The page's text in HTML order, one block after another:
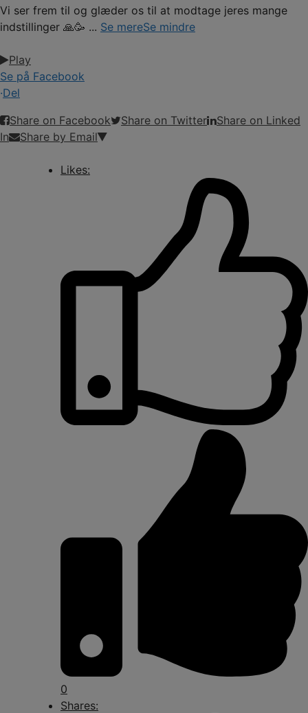
Vi ser frem til og glæder os til at modtage jeres mange
indstillinger 🙏🥳 ... Se mereSe mindre
Play
Se på Facebook
·Del
Share on Facebook
Share on Twitter
Share on Linked
In
Share by Email
Likes:
0
Shares: